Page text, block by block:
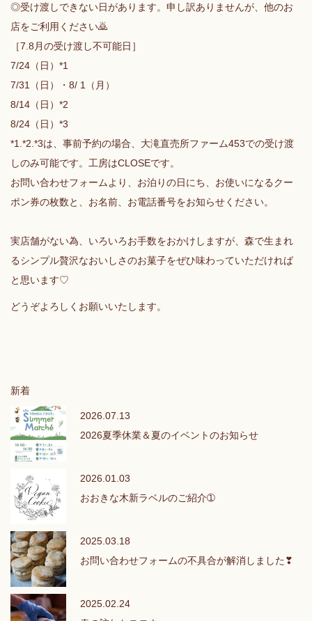
◎受け渡しできない日があります。申し訳ありませんが、他のお
店をご利用ください🙇
［7.8月の受け渡し不可能日］
7/24（日）*1
7/31（日）・8/ 1（月）
8/14（日）*2
8/24（日）*3
*1.*2.*3は、事前予約の場合、大滝直売所ファーム453での受け渡
しのみ可能です。工房はCLOSEです。
お問い合わせフォームより、お泊りの日にち、お使いになるクー
ポン券の枚数と、お名前、お電話番号をお知らせください。
実店舗がない為、いろいろお手数をおかけしますが、森で生まれ
るシンプル贅沢なおいしさのお菓子をぜひ味わっていただければ
と思います♡
どうぞよろしくお願いいたします。
新着
2026.07.13
2026夏季休業＆夏のイベントのお知らせ
2026.01.03
おおきな木新ラベルのご紹介➀
2025.03.18
お問い合わせフォームの不具合が解消しました❣
2025.02.24